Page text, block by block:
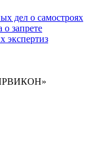
дел о самостроях
о запрете
экспертиз